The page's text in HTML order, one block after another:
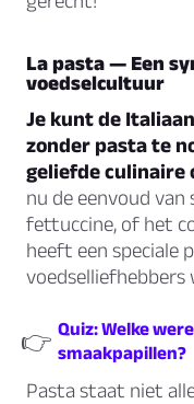
La pasta — Een
voedselcultuur
Je kunt de
zonder pasta te
geliefde culinaire
nu de eenvoud van
fettuccine, of het
heeft een speciale
voedselliefhebbers
👉 Quiz: Welke
smaakpapillen?
Pasta staat niet